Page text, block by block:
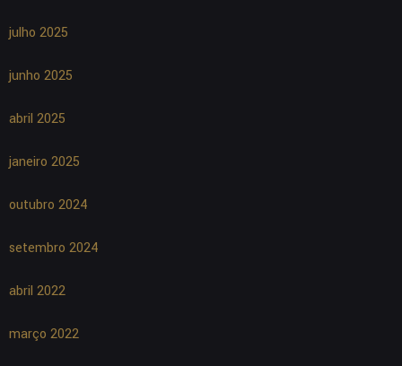
julho 2025
junho 2025
abril 2025
janeiro 2025
outubro 2024
setembro 2024
abril 2022
março 2022